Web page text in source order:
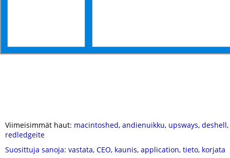
Viimeisimmät haut: macintoshed, andienuikku, upsways, deshell,
redledgeite
Suosittuja sanoja: vastata, CEO, kaunis, application, tieto, korjata